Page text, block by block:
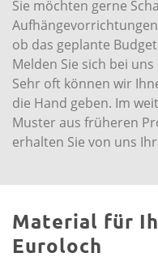
Sie möchten gerne
ob das geplante
Melden Sie sich bei
Sehr oft können wir
die Hand geben. Im
Muster aus früheren
erhalten Sie von uns
Material für
Euroloch